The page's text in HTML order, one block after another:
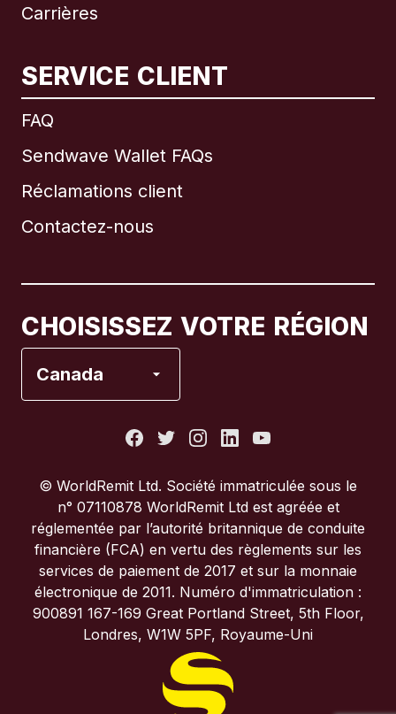
Carrières
SERVICE CLIENT
FAQ
Sendwave Wallet FAQs
Réclamations client
Contactez-nous
CHOISISSEZ VOTRE RÉGION
Canada
International English
Brésil
Italie
Portugal
Royaume-Uni
© WorldRemit Ltd. Société immatriculée sous le
n° 07110878 WorldRemit Ltd est agréée et
réglementée par l’autorité britannique de conduite
financière (FCA) en vertu des règlements sur les
services de paiement de 2017 et sur la monnaie
électronique de 2011. Numéro d'immatriculation :
900891 167-169 Great Portland Street, 5th Floor,
Londres, W1W 5PF, Royaume-Uni